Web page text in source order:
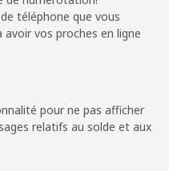
⁦$5⁩
téléphone que vous
vos proches en ligne
pour ne pas afficher
relatifs au solde et aux